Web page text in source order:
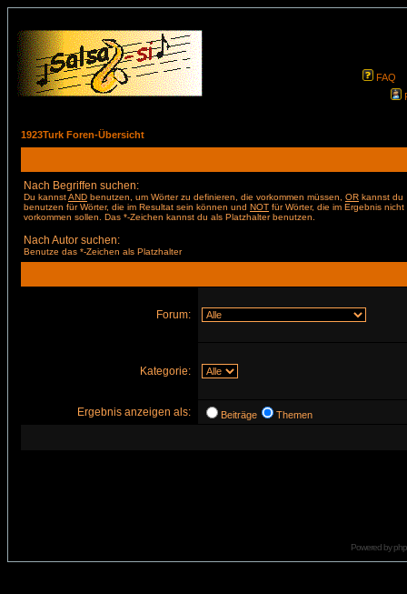
FAQ
1923Turk Foren-Übersicht
Nach Begriffen suchen:
Du kannstAND benutzen, um Wörter zu definieren, die vorkommen müssen, OR kannst du
benutzen für Wörter, die im Resultat sein können und NOT für Wörter, die im Ergebnis nicht
vorkommen sollen. Das *-Zeichen kannst du als Platzhalter benutzen.
Nach Autor suchen:
Benutze das *-Zeichen als Platzhalter
Forum:
Kategorie:
Ergebnis anzeigen als: Beiträge Themen
Powered by